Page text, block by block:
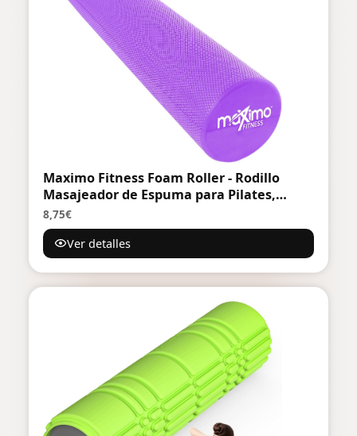
Maximo Fitness Foam Roller - Rodillo
Masajeador de Espuma para Pilates,
Terapia Trigger Point, Estiramiento, Yoga,
Fisioterapia - Rulo Masaje Muscular
8,75€
Ver detalles